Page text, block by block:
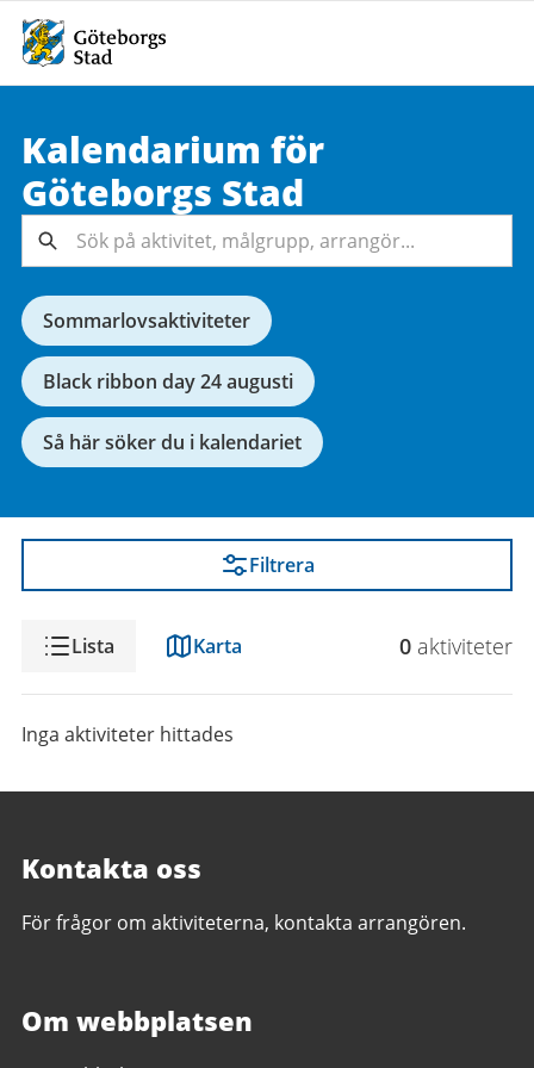
Kalendarium för
Göteborgs Stad
Sök på
aktivitet,
målgrupp,
arrangör...
Sök
Sommarlovsaktiviteter
Black ribbon day 24 augusti
Så här söker du i kalendariet
Filtrera
VisningLista Karta 0 aktiviteter
Inga aktiviteter hittades
Kontakta oss
För frågor om aktiviteterna, kontakta arrangören.
Om webbplatsen